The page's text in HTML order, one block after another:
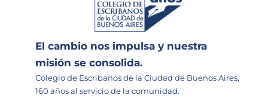
El cambio nos impulsa y nuestra
misión se consolida.
Colegio de Escribanos de la Ciudad de Buenos Aires,
160 años al servicio de la comunidad.